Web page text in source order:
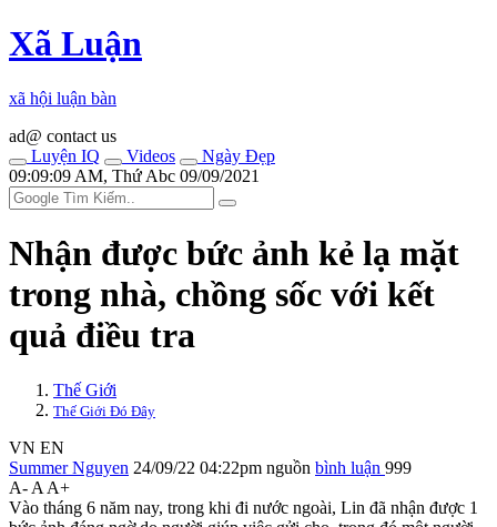
Xã Luận
xã hội luận bàn
ad@ contact us
Luyện IQ
Videos
Ngày Đẹp
09:09:09 AM, Thứ Abc 09/09/2021
Nhận được bức ảnh kẻ lạ mặt
trong nhà, chồng sốc với kết
quả điều tra
Thế Giới
Thế Giới Đó Đây
VN EN
Summer Nguyen 24/09/22 04:22pm nguồn bình luận 999
A- A A+
Vào tháng 6 năm nay, trong khi đi nước ngoài, Lin đã nhận được 1